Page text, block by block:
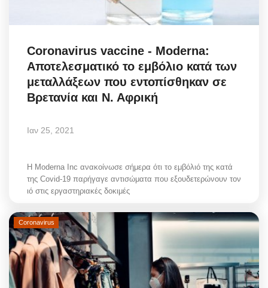
Coronavirus vaccine - Moderna:
Αποτελεσματικό το εμβόλιο κατά των
μεταλλάξεων που εντοπίσθηκαν σε
Βρετανία και Ν. Αφρική
Ιαν 25, 2021
Η Moderna Inc ανακοίνωσε σήμερα ότι το εμβόλιό της κατά
της Covid-19 παρήγαγε αντισώματα που εξουδετερώνουν τον
ιό στις εργαστηριακές δοκιμές
Coronavirus